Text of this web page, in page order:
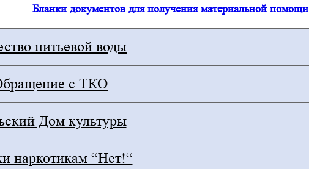
Бланки документов для получения материальной помощи
питьевой воды
с ТКО
Дом культуры
наркотикам “Нет!“